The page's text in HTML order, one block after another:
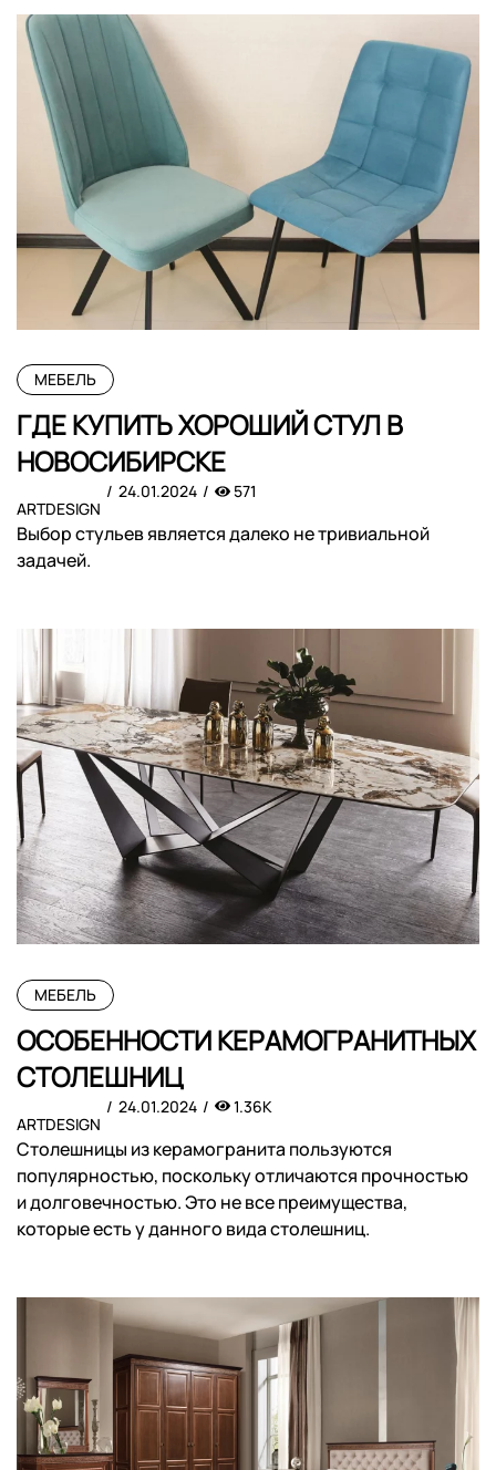
МЕБЕЛЬ
ГДЕ КУПИТЬ ХОРОШИЙ СТУЛ В
НОВОСИБИРСКЕ
ARTDESIGN
24.01.2024 571
Выбор стульев является далеко не тривиальной
задачей.
МЕБЕЛЬ
ОСОБЕННОСТИ КЕРАМОГРАНИТНЫХ
СТОЛЕШНИЦ
ARTDESIGN
24.01.2024 1.36K
Столешницы из керамогранита пользуются
популярностью, поскольку отличаются прочностью
и долговечностью. Это не все преимущества,
которые есть у данного вида столешниц.